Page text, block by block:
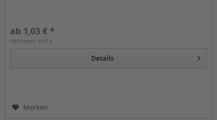
ab 1,03 € *
Nettopreis: 0,87 €
Details
Merken